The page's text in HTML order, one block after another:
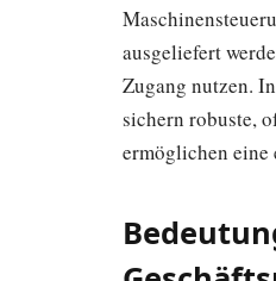
ausgeliefert
Zugang nutzen.
sichern robuste,
ermöglichen